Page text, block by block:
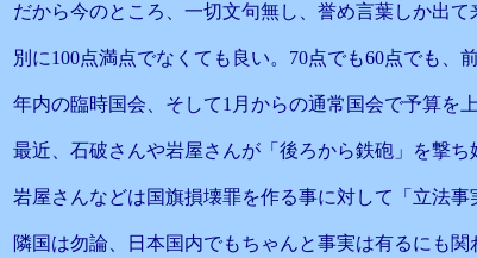
だから今のところ、一切文句無し、誉め言葉しか出て
別に100点満点でなくても良い。70点でも60点でも、
年内の臨時国会、そして1月からの通常国会で予算を
最近、石破さんや岩屋さんが「後ろから鉄砲」を撃ち
岩屋さんなどは国旗損壊罪を作る事に対して「立法事
隣国は勿論、日本国内でもちゃんと事実は有るにも関